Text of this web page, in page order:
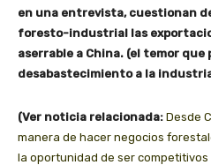
en una entrevista, cuestionan
foresto-industrial las
aserrable a China. (el temor que
desabastecimiento a la
(Ver noticia relacionada: Desde
manera de hacer negocios
la oportunidad de ser competitivos